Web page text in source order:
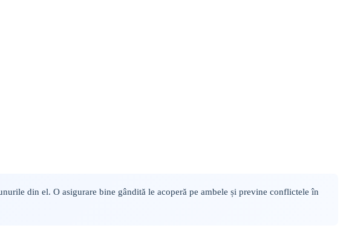
din el. O asigurare bine gândită le acoperă pe ambele și previne conflictele în